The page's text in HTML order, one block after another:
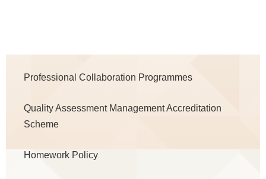
navigation
Professional Collaboration Programmes
Quality Assessment Management Accreditation
Scheme
Homework Policy